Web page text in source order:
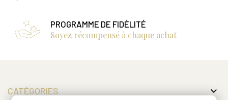
PROGRAMME DE FIDÉLITÉ
Soyez récompensé à chaque achat
CATÉGORIES 